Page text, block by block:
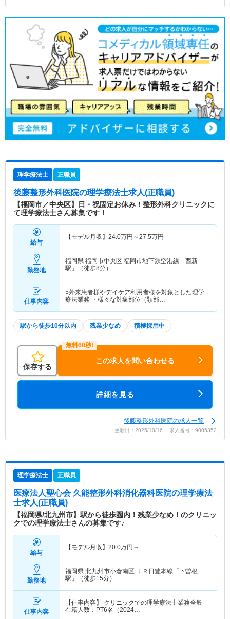
理学療法士 正職員
後藤整形外科医院の理学療法士求人(正職員)
【福岡市／中央区】日・祝固定お休み！整形外科クリニックに
て理学療法士さん募集です！
給与
【モデル月収】 24.0万円～27.5万円
勤務地
福岡県 福岡市中央区 福岡市地下鉄空港線「西新
駅」（徒歩8分）
仕事内容
○外来患者様やデイケア利用者様を対象とした理学
療法業務 ・様々な対象部位（頚部…
駅から徒歩10分以内 残業少なめ 積極採用中
保存する
この求人を問い合わせる
詳細を見る
後藤整形外科医院の求人一覧
更新日：2025/10/16 求人番号：9005352
理学療法士 正職員
医療法人聖心会 久能整形外科消化器科医院の理学療法
士求人(正職員)
【福岡県/北九州市】駅から徒歩圏内！残業少なめ！のクリニッ
クでの理学療法士さんの募集です♪
給与
【モデル月収】 20.0万円～
勤務地
福岡県 北九州市小倉南区
ＪＲ日豊本線「下曽根
駅」（徒歩15分）
仕事内容
【仕事内容】 クリニックでの理学療法士業務全般
在籍人数：PT6名（2024…